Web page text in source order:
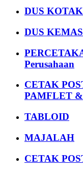
DUS
DUS
Perusahaan
CETAK
PAMFLET
TABLOID
MAJALAH
CETAK